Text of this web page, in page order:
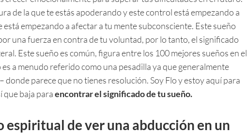
de la que te estás apoderando y este control está empezando a
empezando a afectar a tu mente subconsciente. Este sueño
una fuerza en contra de tu voluntad, por lo tanto, el significado
Este sueño es común, figura entre los 100 mejores sueños en el
a menudo referido como una pesadilla ya que generalmente
donde parece que no tienes resolución. Soy Flo y estoy aquí para
que baja paraencontrar el significado de tu sueño.
espiritual de ver una abducción en un